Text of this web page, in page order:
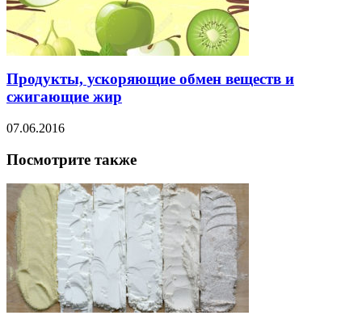
Продукты, ускоряющие обмен веществ и
сжигающие жир
07.06.2016
Посмотрите также